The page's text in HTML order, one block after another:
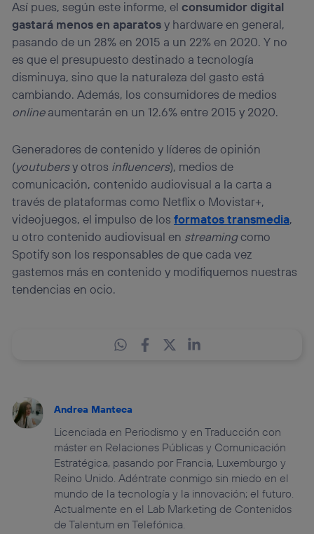
Así pues, según este informe, elconsumidor digital
gastará menos en aparatosy hardware en general,
pasando de un 28% en 2015 a un 22% en 2020. Y no
es que el presupuesto destinado a tecnología
disminuya, sino que la naturaleza del gasto está
cambiando. Además, los consumidores de medios
onlineaumentarán en un 12.6% entre 2015 y 2020.
Generadores de contenido y líderes de opinión
(youtubersy otros influencers), medios de
comunicación, contenido audiovisual a la carta a
través de plataformas como Netflix o Movistar+,
videojuegos, el impulso de losformatos transmedia,
u otro contenido audiovisual en streamingcomo
Spotify son los responsables de que cada vez
gastemos más en contenido y modifiquemos nuestras
tendencias en ocio.
Andrea Manteca
Licenciada en Periodismo y en Traducción con
máster en Relaciones Públicas y Comunicación
Estratégica, pasando por Francia, Luxemburgo y
Reino Unido. Adéntrate conmigo sin miedo en el
mundo de la tecnología y la innovación; el futuro.
Actualmente en el Lab Marketing de Contenidos
de Talentum en Telefónica.